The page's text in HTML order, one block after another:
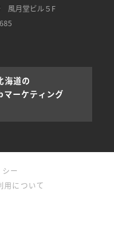
風月堂ビル５F
海道の
ーケティング
ー
用について